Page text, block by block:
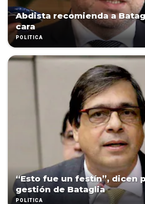
Abdista recomienda a
cara
POLÍTICA
“Esto fue un festín”, dicen
gestión de Bataglia
POLÍTICA